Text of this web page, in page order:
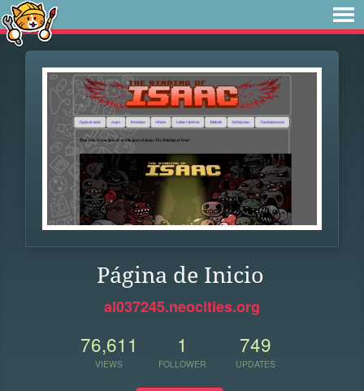
Página de Inicio
al037245.neocities.org
76,611
VIEWS
1
FOLLOWER
749
UPDATES